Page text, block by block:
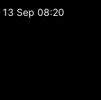
13 Sep 08:20